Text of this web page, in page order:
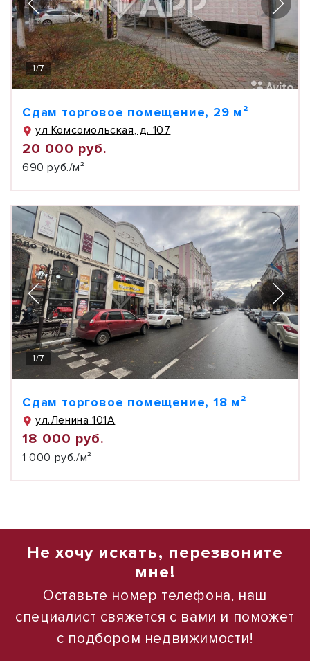
1/7
Сдам торговое помещение, 29 м²
ул Комсомольская, д. 107
20 000 руб.
690 руб./м²
1/7
Сдам торговое помещение, 18 м²
ул.Ленина 101А
18 000 руб.
1 000 руб./м²
Не хочу искать, перезвоните
мне!
Оставьте номер телефона, наш
специалист свяжется с вами и поможет
с подбором недвижимости!